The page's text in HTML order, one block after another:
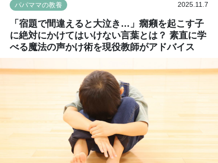
パパママの教養 2025.11.7
「宿題で間違えると大泣き…」癇癪を起こす子
に絶対にかけてはいけない言葉とは？ 素直に学
べる魔法の声かけ術を現役教師がアドバイス